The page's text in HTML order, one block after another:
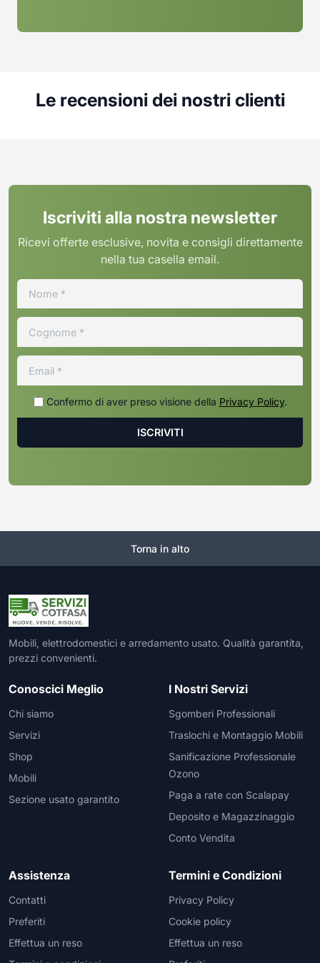
Le recensioni dei nostri clienti
Iscriviti alla nostra newsletter
Ricevi offerte esclusive, novita e consigli direttamente
nella tua casella email.
Confermo di aver preso visione della Privacy Policy.
Torna in alto
Mobili, elettrodomestici e arredamento usato. Qualità garantita,
prezzi convenienti.
Conoscici Meglio
Chi siamo
Servizi
Shop
Mobili
Sezione usato garantito
I Nostri Servizi
Sgomberi Professionali
Traslochi e Montaggio Mobili
Sanificazione Professionale
Ozono
Paga a rate con Scalapay
Deposito e Magazzinaggio
Conto Vendita
Assistenza
Contatti
Preferiti
Effettua un reso
Termini e Condizioni
Privacy Policy
Cookie policy
Effettua un reso